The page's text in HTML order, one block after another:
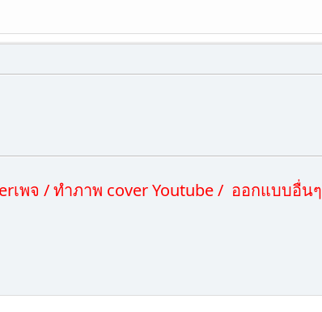
เพจ / ทำภาพ cover Youtube / ออกแบบอื่นๆ